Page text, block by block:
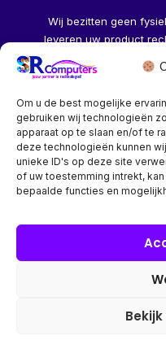
Om u de best mogelijke
gebruiken wij technologieën
apparaat op te slaan en/of te
deze technologieën kunnen
unieke ID's op deze site
of uw toestemming intrekt,
bepaalde functies en
Wij bezitten geen
leveren uw product
Bedrijf? vraag een
groothandel account,